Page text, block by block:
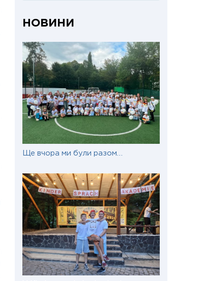
НОВИНИ
Ще вчора ми були разом…